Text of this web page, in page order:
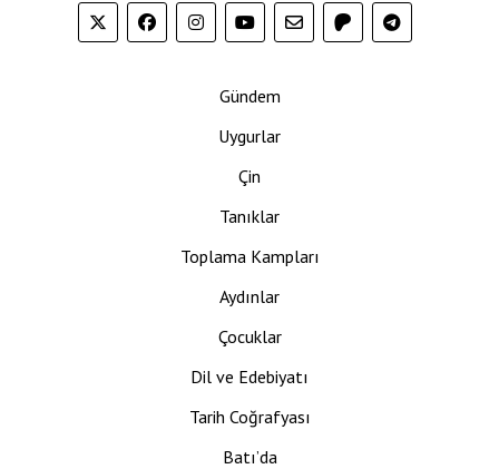
Gündem
Uygurlar
Çin
Tanıklar
Toplama Kampları
Aydınlar
Çocuklar
Dil ve Edebiyatı
Tarih Coğrafyası
Batı’da